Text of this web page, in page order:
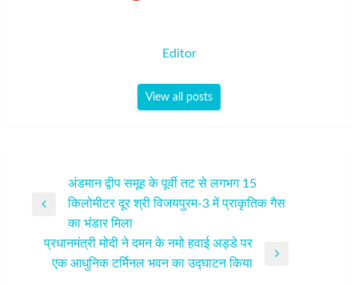
Editor
View all posts
नेविगेशन
अंडमान द्वीप समूह के पूर्वी तट से लगभग 15
किलोमीटर दूर श्री विजयपुरम-3 में प्राकृतिक गैस
का भंडार मिला
Next
प्रधानमंत्री मोदी ने दमन के नमो हवाई अड्डे पर
एक आधुनिक टर्मिनल भवन का उद्घाटन किया